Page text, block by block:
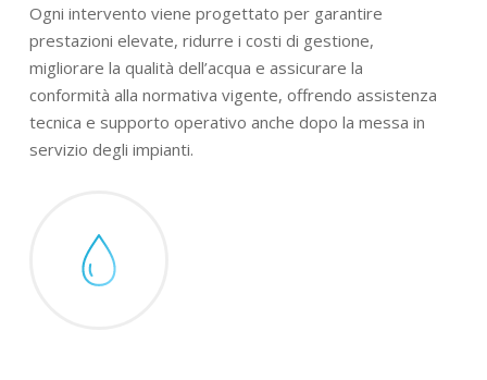
Ogni intervento viene progettato per garantire
prestazioni elevate, ridurre i costi di gestione,
migliorare la qualità dell’acqua e assicurare la
conformità alla normativa vigente, offrendo assistenza
tecnica e supporto operativo anche dopo la messa in
servizio degli impianti.